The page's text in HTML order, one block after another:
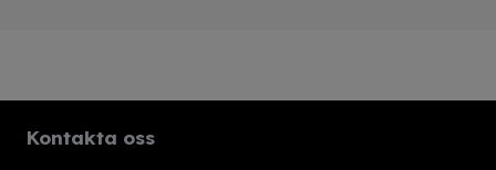
Kontakta oss